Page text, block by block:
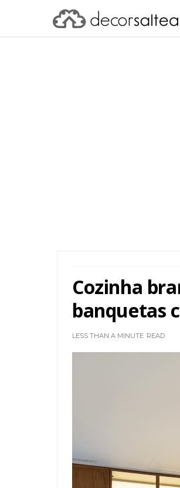
Cozinha
banquetas
LESS THAN A MINUTE READ